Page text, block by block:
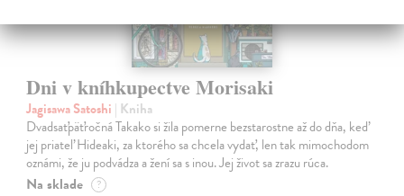
Dni v kníhkupectve Morisaki
Jagisawa Satoshi | Kniha
Dvadsaťpäťročná Takako si žila pomerne bezstarostne až do dňa, keď
jej priateľ Hideaki, za ktorého sa chcela vydať, len tak mimochodom
oznámi, že ju podvádza a žení sa s inou. Jej život sa zrazu rúca.
Na sklade ?